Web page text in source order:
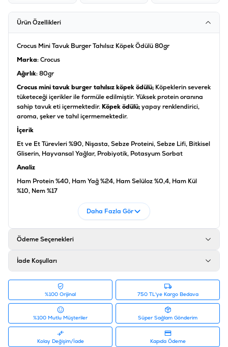
Ürün Özellikleri
Crocus Mini Tavuk Burger Tahılsız Köpek Ödülü 80gr
Marka: Crocus
Ağırlık: 80gr
Crocus mini tavuk burger tahılsız köpek ödülü; Köpeklerin severek
tüketeceği içerikler ile formüle edilmiştir. Yüksek protein oranına
sahip tavuk eti içermektedir. Köpek ödülü;yapay renklendirici,
aroma, şeker ve tahıl içermemektedir.
İçerik
Et ve Et Türevleri %90, Nişasta, Sebze Proteini, Sebze Lifi, Bitkisel
Gliserin, Hayvansal Yağlar, Probiyotik, Potasyum Sorbat
Analiz
Ham Protein %40, Ham Yağ %24, Ham Selüloz %0,4, Ham Kül
%10, Nem %17
:
8699375357394
Tedarikçi Ürün Kodu
: 320-004
Daha Fazla Gör
Ödeme Seçenekleri
İade Koşulları
%100 Orijinal 750 TL'ye Kargo Bedava
%100 Mutlu Müşteriler Süper Sağlam Gönderim
Kolay Değişim/İade Kapıda Ödeme